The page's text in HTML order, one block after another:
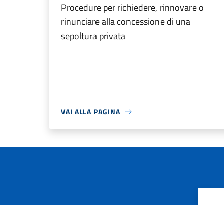
Procedure per richiedere, rinnovare o
rinunciare alla concessione di una
sepoltura privata
VAI ALLA PAGINA